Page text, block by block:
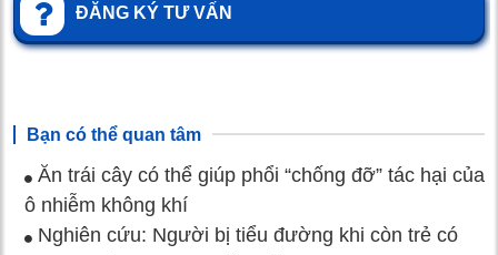
ĐĂNG KÝ TƯ VẤN
Bạn có thể quan tâm
Ăn trái cây có thể giúp phổi “chống đỡ” tác hại của
ô nhiễm không khí
Nghiên cứu: Người bị tiểu đường khi còn trẻ có